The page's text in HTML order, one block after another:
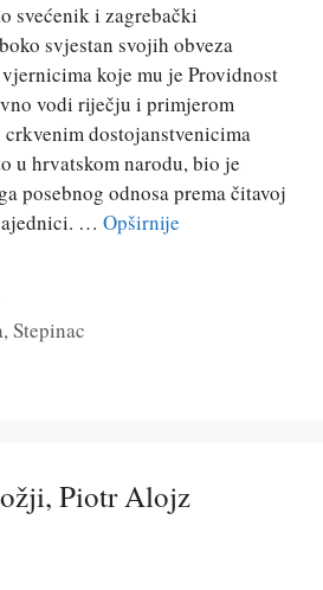
svećenik i zagrebački
svjestan svojih obveza
koje mu je Providnost
vodi riječju i primjerom
dostojanstvenicima
u hrvatskom narodu, bio je
posebnog odnosa prema čitavoj
… Opširnije
,Stepinac
Piotr Alojz